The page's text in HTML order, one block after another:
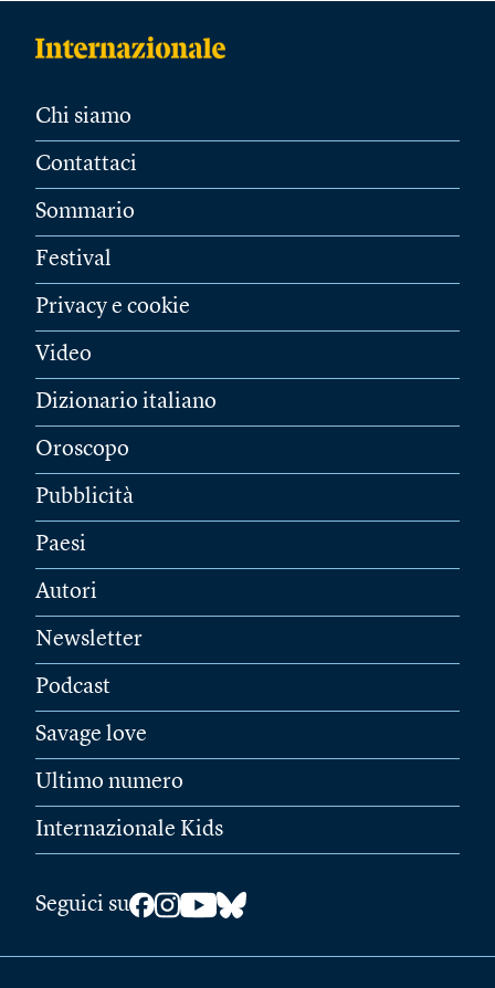
Chi siamo
Contattaci
Sommario
Festival
Privacy e cookie
Video
Dizionario italiano
Oroscopo
Pubblicità
Paesi
Autori
Newsletter
Podcast
Savage love
Ultimo numero
Internazionale Kids
Seguici su